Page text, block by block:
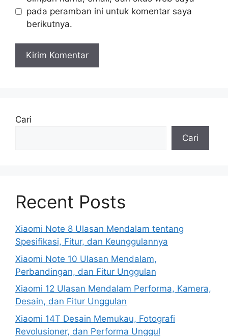
pada peramban ini untuk komentar saya
berikutnya.
Cari
Cari
Recent Posts
Xiaomi Note 8 Ulasan Mendalam tentang
Spesifikasi, Fitur, dan Keunggulannya
Xiaomi Note 10 Ulasan Mendalam,
Perbandingan, dan Fitur Unggulan
Xiaomi 12 Ulasan Mendalam Performa, Kamera,
Desain, dan Fitur Unggulan
Xiaomi 14T Desain Memukau, Fotografi
Revolusioner, dan Performa Unggul